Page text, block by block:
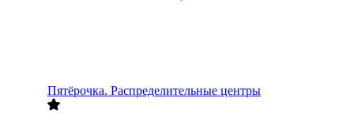
Пятёрочка. Распределительные центры